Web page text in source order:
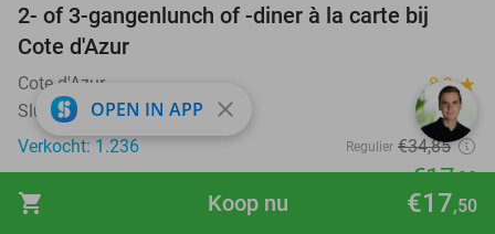
shopping_cart €17,50
Koop nu
49%
2- of 3-gangenlunch of -diner à la carte bij
Cote d'Azur
Cote d'Azur 8.9star
Sluis
Verkocht: 1.236
Regulier €34,85
€17,90
favorite_border
OPEN IN APP close